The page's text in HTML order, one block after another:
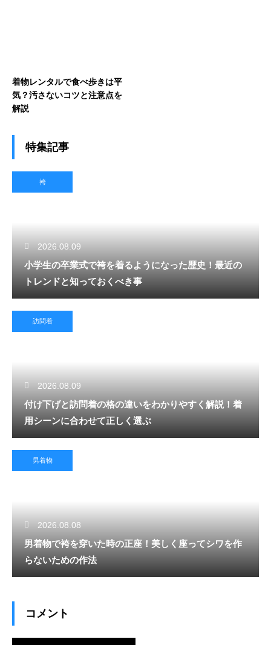
着物レンタルで食べ歩きは平
気？汚さないコツと注意点を
解説
特集記事
袴
2026.08.09
小学生の卒業式で袴を着るようになった歴史！最近の
トレンドと知っておくべき事
訪問着
2026.08.09
付け下げと訪問着の格の違いをわかりやすく解説！着
用シーンに合わせて正しく選ぶ
男着物
2026.08.08
男着物で袴を穿いた時の正座！美しく座ってシワを作
らないための作法
コメント